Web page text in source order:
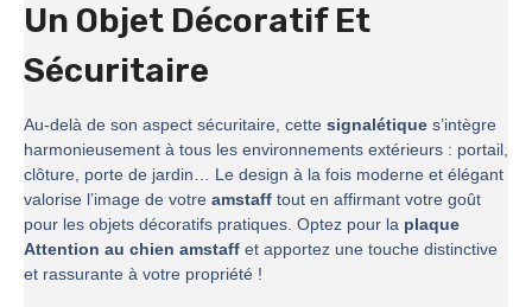
Un Objet Décoratif Et
Sécuritaire
Au-delà de son aspect sécuritaire, cette signalétique s’intègre
harmonieusement à tous les environnements extérieurs : portail,
clôture, porte de jardin… Le design à la fois moderne et élégant
valorise l’image de votre amstaff tout en affirmant votre goût
pour les objets décoratifs pratiques. Optez pour la plaque
Attention au chien amstaff et apportez une touche distinctive
et rassurante à votre propriété !